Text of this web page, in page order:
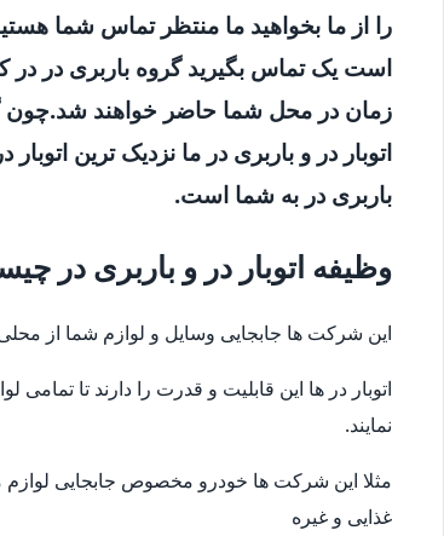
را از ما بخواهید ما منتظر تماس شما
است یک تماس بگیرید گروه باربری در در
زمان در محل شما حاضر خواهند شد.چون
اتوبار در و باربری در ما نزدیک ترین اتوبار
باربری در به شما است.
وظیفه اتوبار در و باربری در
این شرکت ها جابجایی وسایل و لوازم شما از
اتوبار در ها این قابلیت و قدرت را دارند تا
نمایند.
مثلا این شرکت ها خودرو مخصوص جابجایی لوازم
غذایی و غیره